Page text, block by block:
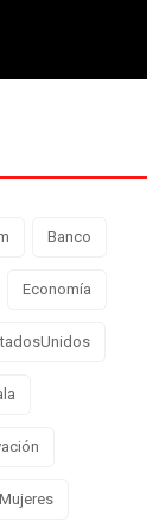
Banco
Economía
Mujeres